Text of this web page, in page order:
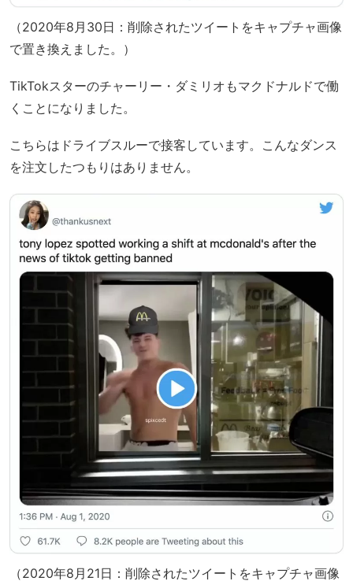
（2020年8月30日：削除されたツイートをキャプチャ画像
で置き換えました。）
TikTokスターのチャーリー・ダミリオもマクドナルドで働
くことになりました。
こちらはドライブスルーで接客しています。こんなダンス
を注文したつもりはありません。
（2020年8月21日：削除されたツイートをキャプチャ画像